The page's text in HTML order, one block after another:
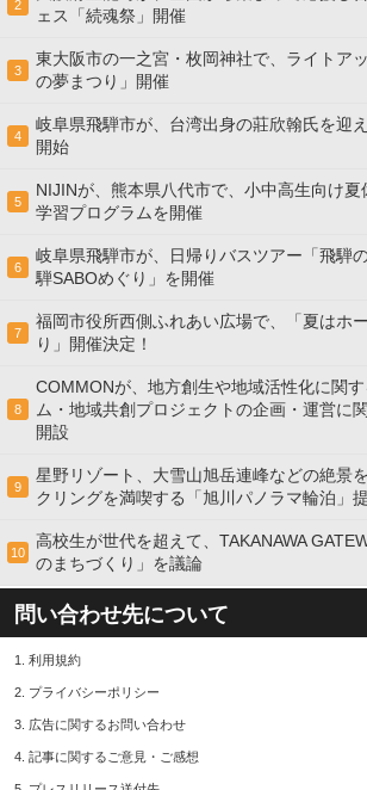
2
ェス「続魂祭」開催
3
東大阪市の一之宮・枚岡神社で、ライトア
の夢まつり」開催
4
岐阜県飛騨市が、台湾出身の莊欣翰氏を迎
開始
5
NIJINが、熊本県八代市で、小中高生向け
学習プログラムを開催
6
岐阜県飛騨市が、日帰りバスツアー「飛騨
騨SABOめぐり」を開催
7
福岡市役所西側ふれあい広場で、「夏はホ
り」開催決定！
8
COMMONが、地方創生や地域活性化に関
ム・地域共創プロジェクトの企画・運営に
開設
9
星野リゾート、大雪山旭岳連峰などの絶景
クリングを満喫する「旭川パノラマ輪泊」
10
高校⽣が世代を超えて、TAKANAWA
のまちづくり」を議論
問い合わせ先について
1. 利用規約
2. プライバシーポリシー
3. 広告に関するお問い合わせ
4. 記事に関するご意見・ご感想